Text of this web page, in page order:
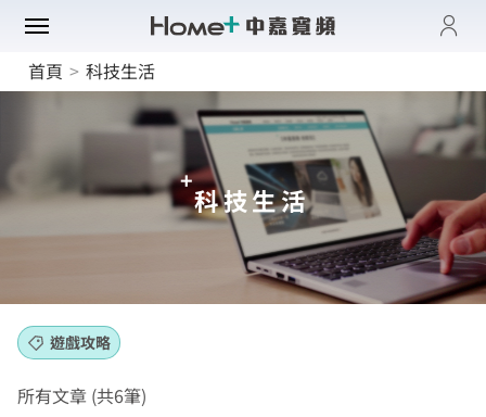
速翻倍
年短約
系列方案
值服務
惠
雄區域限定
霸方案
品介紹
全戶通
樂
庭
帳單與繳費紀錄
電子發票查詢
進度查詢
科技生活
遊戲攻略
所有文章 (共6筆)
首頁 > 科技生活